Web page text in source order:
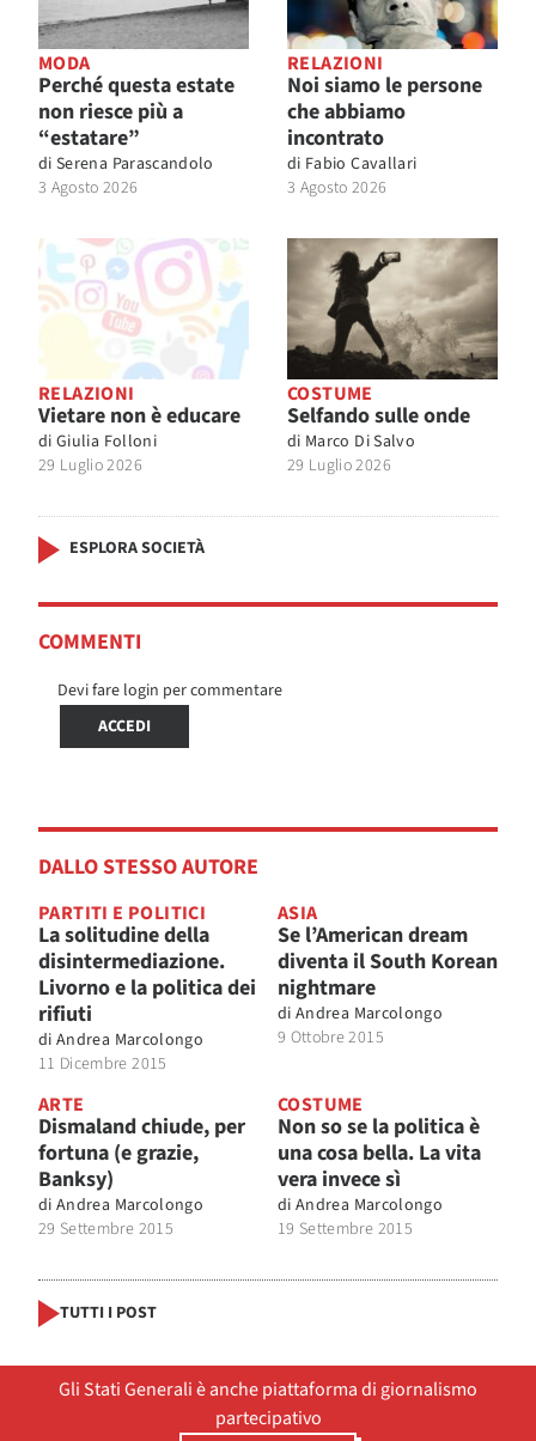
MODA
Perché questa estate
non riesce più a
“estatare”
di Serena Parascandolo
3 Agosto 2026
RELAZIONI
Noi siamo le persone
che abbiamo
incontrato
di Fabio Cavallari
3 Agosto 2026
RELAZIONI
Vietare non è educare
di Giulia Folloni
29 Luglio 2026
COSTUME
Selfando sulle onde
di Marco Di Salvo
29 Luglio 2026
ESPLORA SOCIETÀ
COMMENTI
Devi fare login per commentare
ACCEDI
DALLO STESSO AUTORE
PARTITI E POLITICI
La solitudine della
disintermediazione.
Livorno e la politica dei
rifiuti
di Andrea Marcolongo
11 Dicembre 2015
ASIA
Se l’American dream
diventa il South Korean
nightmare
di Andrea Marcolongo
9 Ottobre 2015
ARTE
Dismaland chiude, per
fortuna (e grazie,
Banksy)
di Andrea Marcolongo
29 Settembre 2015
COSTUME
Non so se la politica è
una cosa bella. La vita
vera invece sì
di Andrea Marcolongo
19 Settembre 2015
TUTTI I POST
Gli Stati Generali è anche piattaforma di giornalismo
partecipativo